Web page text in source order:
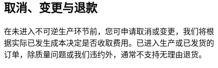
取消、变更与退款
在未进入不可逆生产环节前，您可申请取消或变更，我们将根
据实际已发生成本决定是否收取费用。已进入生产或已发货的
订单，除质量问题或我们违约外，通常不支持无理由退货。